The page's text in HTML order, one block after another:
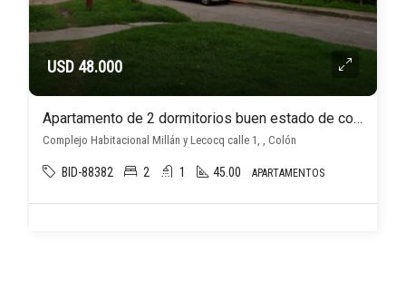
USD 48.000
Apartamento de 2 dormitorios buen estado de conservación, Complejo habitacional Millán y Lecocq
Complejo Habitacional Millán y Lecocq calle 1, , Colón
BID-88382 2 1 45.00 APARTAMENTOS